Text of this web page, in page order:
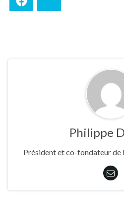
Philippe
Président et co-fondateur de